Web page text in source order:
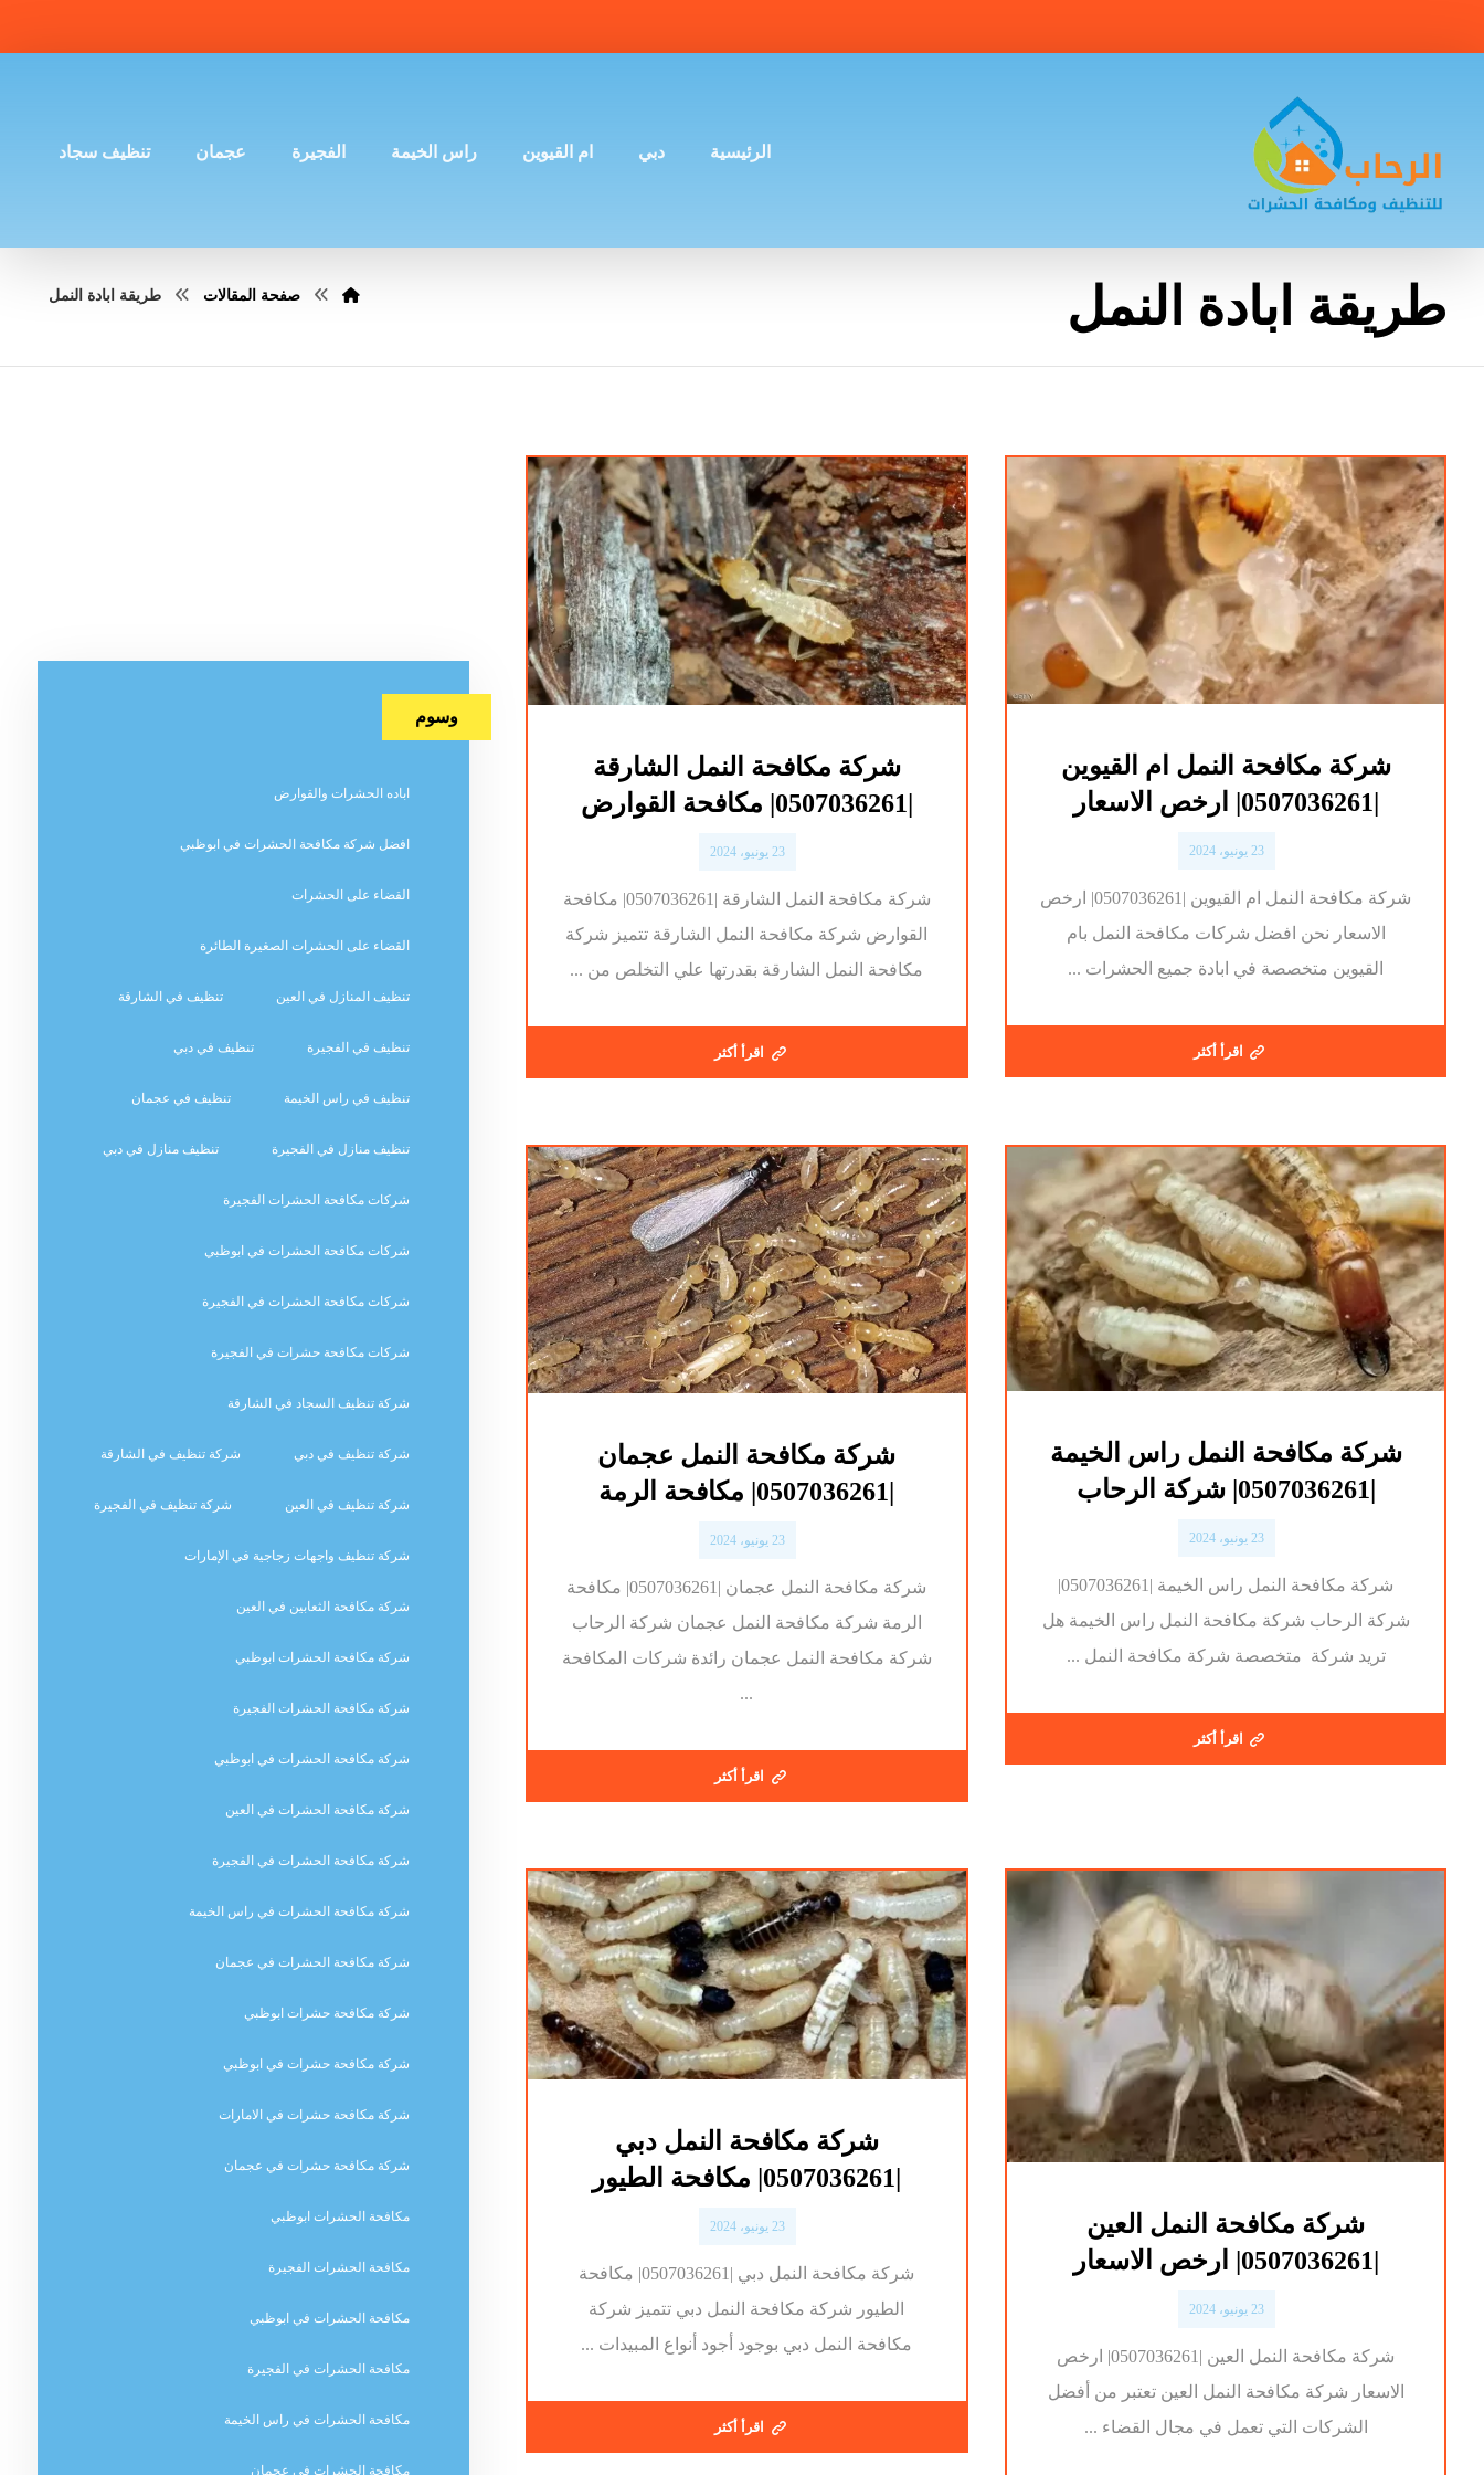
الرئيسية دبي ام القيوين راس الخيمة الفجيرة عجمان تنظيف سجاد
طريقة ابادة النمل صفحة المقالات طريقة ابادة النمل
شركة مكافحة النمل ام القيوين
23 يونيو، 2024
شركة مكافحة النمل ام القيوين |0507036261| ارخص
الاسعار نحن افضل شركات مكافحة النمل بام
القيوين متخصصة في ابادة جميع الحشرات ...
اقرأ أكثر
شركة مكافحة النمل الشارقة
|0507036261| مكافحة القوارض
23 يونيو، 2024
شركة مكافحة النمل الشارقة |0507036261| مكافحة
القوارض شركة مكافحة النمل الشارقة تتميز شركة
مكافحة النمل الشارقة بقدرتها علي التخلص من ...
اقرأ أكثر
شركة مكافحة النمل راس الخيمة
23 يونيو، 2024
شركة مكافحة النمل راس الخيمة |0507036261|
شركة الرحاب شركة مكافحة النمل راس الخيمة هل
تريد شركة متخصصة شركة مكافحة النمل ...
اقرأ أكثر
شركة مكافحة النمل عجمان
23 يونيو، 2024
شركة مكافحة النمل عجمان |0507036261| مكافحة
الرمة شركة مكافحة النمل عجمان شركة الرحاب
شركة مكافحة النمل عجمان رائدة شركات المكافحة
...
اقرأ أكثر
شركة مكافحة النمل العين
|0507036261| ارخص الاسعار
23 يونيو، 2024
شركة مكافحة النمل العين |0507036261| ارخص
الاسعار شركة مكافحة النمل العين تعتبر من أفضل
الشركات التي تعمل في مجال القضاء ...
شركة مكافحة النمل دبي
23 يونيو، 2024
شركة مكافحة النمل دبي |0507036261| مكافحة
الطيور شركة مكافحة النمل دبي تتميز شركة
مكافحة النمل دبي بوجود أجود أنواع المبيدات ...
اقرأ أكثر
وسوم
اباده الحشرات والقوارض
افضل شركة مكافحة الحشرات في ابوظبي
القضاء على الحشرات
القضاء على الحشرات الصغيرة الطائرة
تنظيف المنازل في العين تنظيف في الشارقة
تنظيف في الفجيرة تنظيف في دبي
تنظيف في راس الخيمة تنظيف في عجمان
تنظيف منازل في الفجيرة تنظيف منازل في دبي
شركات مكافحة الحشرات الفجيرة
شركات مكافحة الحشرات في ابوظبي
شركات مكافحة الحشرات في الفجيرة
شركات مكافحة حشرات في الفجيرة
شركة تنظيف السجاد في الشارقة
شركة تنظيف في دبي شركة تنظيف في الشارقة
شركة تنظيف في العين شركة تنظيف في الفجيرة
شركة تنظيف واجهات زجاجية في الإمارات
شركة مكافحة الثعابين في العين
شركة مكافحة الحشرات ابوظبي
شركة مكافحة الحشرات الفجيرة
شركة مكافحة الحشرات في ابوظبي
شركة مكافحة الحشرات في العين
شركة مكافحة الحشرات في الفجيرة
شركة مكافحة الحشرات في راس الخيمة
شركة مكافحة الحشرات في عجمان
شركة مكافحة حشرات ابوظبي
شركة مكافحة حشرات في ابوظبي
شركة مكافحة حشرات في الامارات
شركة مكافحة حشرات في عجمان
مكافحة الحشرات ابوظبي
مكافحة الحشرات الفجيرة
مكافحة الحشرات في ابوظبي
مكافحة الحشرات في الفجيرة
مكافحة الحشرات في راس الخيمة
مكافحة الحشرات في عجمان